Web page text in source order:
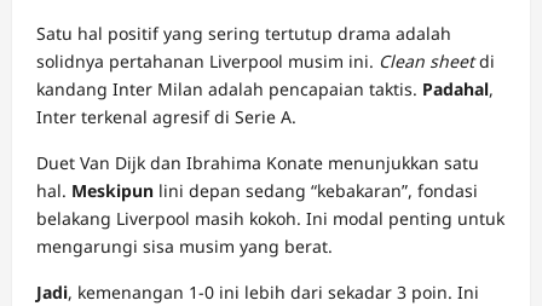
Satu hal positif yang sering tertutup drama adalah
solidnya pertahanan Liverpool musim ini. Clean sheetdi
kandang Inter Milan adalah pencapaian taktis. Padahal,
Inter terkenal agresif di Serie A.
Duet Van Dijk dan Ibrahima Konate menunjukkan satu
hal. Meskipun lini depan sedang “kebakaran”, fondasi
belakang Liverpool masih kokoh. Ini modal penting untuk
mengarungi sisa musim yang berat.
Jadi, kemenangan 1-0 ini lebih dari sekadar 3 poin. Ini